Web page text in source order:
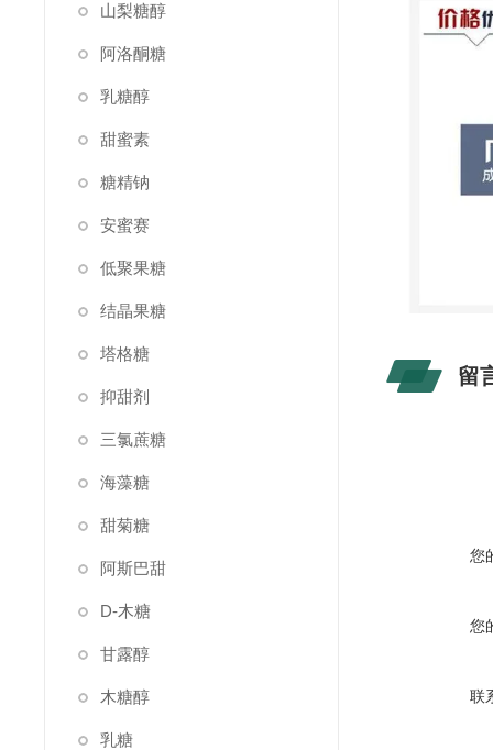
山梨糖醇
阿洛酮糖
乳糖醇
甜蜜素
糖精钠
安蜜赛
低聚果糖
结晶果糖
塔格糖
抑甜剂
三氯蔗糖
海藻糖
甜菊糖
阿斯巴甜
D-木糖
甘露醇
木糖醇
乳糖
留
您
您
联